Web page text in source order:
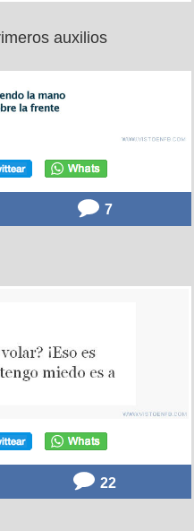
auxilios
7
22